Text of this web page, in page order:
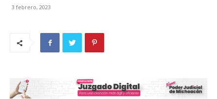
3 febrero, 2023